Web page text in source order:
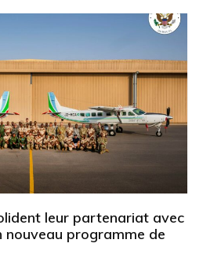
leur partenariat avec
programme de